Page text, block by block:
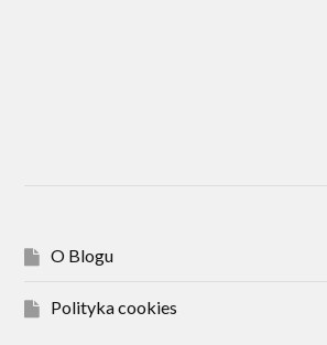
O Blogu
Polityka cookies